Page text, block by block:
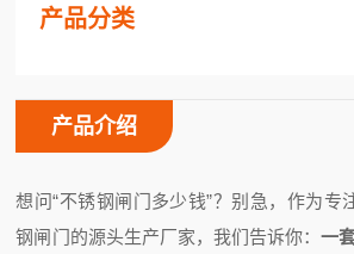
产品分类
产品介绍
想问“不锈钢闸门多少钱”？别急，作为专
钢闸门的源头生产厂家，我们告诉你：一